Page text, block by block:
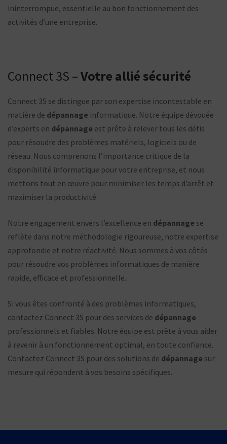
ininterrompue, essentielle au bon fonctionnement des
activités d’une entreprise.
Connect 3S –Votre allié sécurité
Connect 3S se distingue par son expertise incontestable en
matière de dépannage informatique. Notre équipe dévouée
d’experts en dépannage est prête à relever tous les défis
pour résoudre des problèmes matériels, logiciels ou de
réseau. Nous comprenons l’importance critique de la
disponibilité informatique pour votre entreprise, et nous
mettons tout en œuvre pour minimiser les temps d’arrêt et
maximiser la productivité.
Notre engagement envers l’excellence en dépannage se
reflète dans notre méthodologie rigoureuse, notre expertise
approfondie et notre réactivité. Nous sommes à vos côtés
pour résoudre vos problèmes informatiques de manière
rapide, efficace et professionnelle.
Si vous êtes confronté à des problèmes informatiques,
contactez Connect 3S pour des services de dépannage
professionnels et fiables. Notre équipe est prête à vous aider
à revenir à un fonctionnement optimal, en toute confiance.
Contactez Connect 3S pour des solutions de dépannage sur
mesure qui répondent à vos besoins spécifiques.